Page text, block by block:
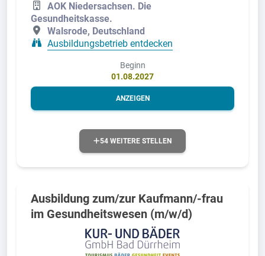
AOK Niedersachsen. Die
Gesundheitskasse.
Walsrode, Deutschland
Ausbildungsbetrieb entdecken
Beginn
01.08.2027
ANZEIGEN
54 WEITERE STELLEN
Ausbildung zum/zur Kaufmann/-frau
im Gesundheitswesen (m/w/d)